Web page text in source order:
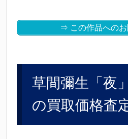
⇒ この作品への
草間彌生「夜
の買取価格査